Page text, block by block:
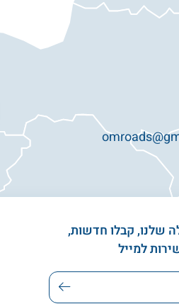
שלנו, קבלו חדשות,
למייל